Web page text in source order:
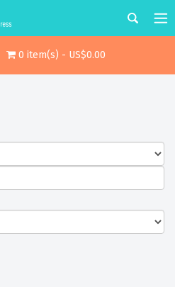
0 item(s) - US$0.00